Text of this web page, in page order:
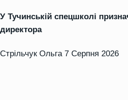
У Тучинській спецшколі
директора
Стрільчук Ольга 7 Серпня 2026